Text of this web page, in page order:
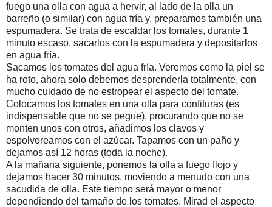
fuego una olla con agua a hervir, al lado de la olla un
barreño (o similar) con agua fría y, preparamos también una
espumadera. Se trata de escaldar los tomates, durante 1
minuto escaso, sacarlos con la espumadera y depositarlos
en agua fría.
Sacamos los tomates del agua fría. Veremos como la piel se
ha roto, ahora solo debemos desprenderla totalmente, con
mucho cuidado de no estropear el aspecto del tomate.
Colocamos los tomates en una olla para confituras (es
indispensable que no se pegue), procurando que no se
monten unos con otros, añadimos los clavos y
espolvoreamos con el azúcar. Tapamos con un paño y
dejamos así 12 horas (toda la noche).
A la mañana siguiente, ponemos la olla a fuego flojo y
dejamos hacer 30 minutos, moviendo a menudo con una
sacudida de olla. Este tiempo será mayor o menor
dependiendo del tamaño de los tomates. Mirad el aspecto